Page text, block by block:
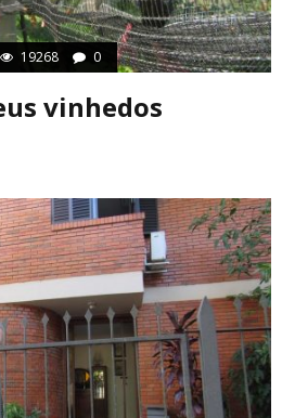
19268 0
vinhedos